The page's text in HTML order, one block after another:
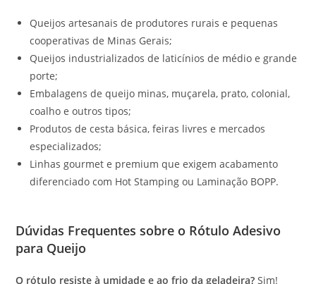
Queijos artesanais de produtores rurais e pequenas
cooperativas de Minas Gerais;
Queijos industrializados de laticínios de médio e grande
porte;
Embalagens de queijo minas, muçarela, prato, colonial,
coalho e outros tipos;
Produtos de cesta básica, feiras livres e mercados
especializados;
Linhas gourmet e premium que exigem acabamento
diferenciado com Hot Stamping ou Laminação BOPP.
Dúvidas Frequentes sobre o Rótulo Adesivo
para Queijo
O rótulo resiste à umidade e ao frio da geladeira? Sim!